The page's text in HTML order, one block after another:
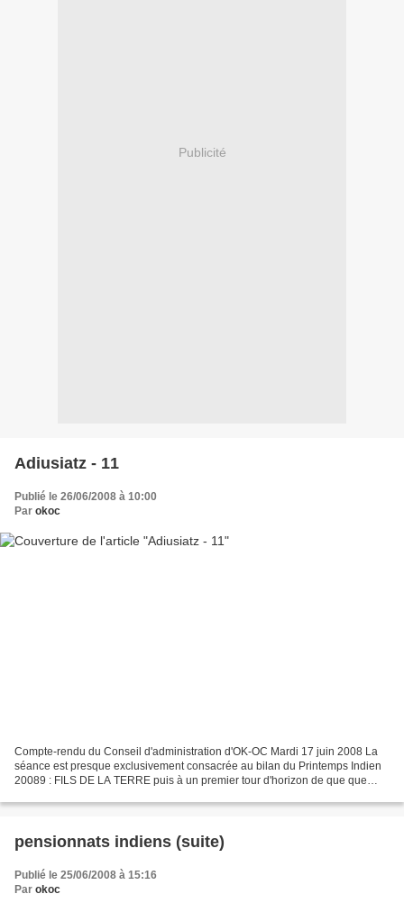
Publicité
Adiusiatz - 11
Publié le 26/06/2008 à 10:00
Par okoc
Compte-rendu du Conseil d'administration d'OK-OC Mardi 17 juin 2008 La
séance est presque exclusivement consacrée au bilan du Printemps Indien
20089 : FILS DE LA TERRE puis à un premier tour d'horizon de que que
pensionnats indiens (suite)
Publié le 25/06/2008 à 15:16
Par okoc